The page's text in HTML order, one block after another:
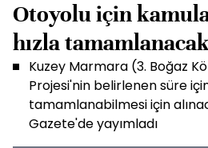
Otoyolu için
hızla
Kuzey Marmara (3. Boğaz
Projesi'nin belirlenen süre
tamamlanabilmesi için
Gazete'de yayımladı